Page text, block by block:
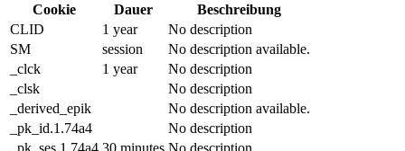
Cookie
Dauer
Beschreibung
CLID
1 year
No description
SM
session
No description available.
_clck
1 year
No description
_clsk
No description
_derived_epik
No description available.
_pk_id.1.74a4
No description